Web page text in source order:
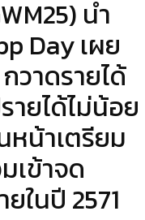
นำ
Day เผย
วาดรายได้
ายได้ไม่น้อย
หน้าเตรียม
เข้าจด
ในปี 2571